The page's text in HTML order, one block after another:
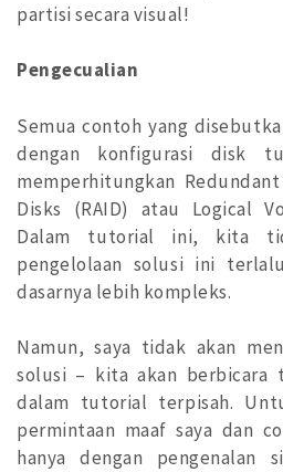
partisi secara visual!
Pengecualian
Semua contoh yang
dengan konfigurasi disk
memperhitungkan
Disks (RAID) atau Logical
Dalam tutorial ini, kita
pengelolaan solusi ini
dasarnya lebih kompleks.
Namun, saya tidak akan
solusi – kita akan berbicara
dalam tutorial terpisah.
permintaan maaf saya dan
hanya dengan pengenalan